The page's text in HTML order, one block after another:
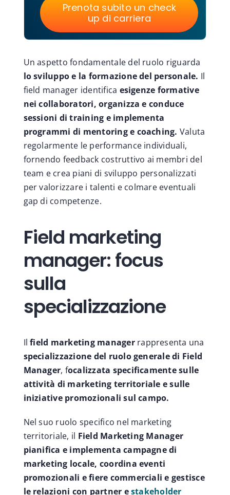
Prenota subito un check
up di carriera
Un aspetto fondamentale del ruolo riguarda
lo sviluppo e la formazione del personale. Il
field manager identifica esigenze formative
nei collaboratori, organizza e conduce
sessioni di training e implementa
programmi di mentoring e coaching. Valuta
regolarmente le performance individuali,
fornendo feedback costruttivo ai membri del
team e crea piani di sviluppo personalizzati
per valorizzare i talenti e colmare eventuali
gap di competenze.
Field marketing
manager: focus
sulla
specializzazione
Ilfield marketing managerrappresenta una
specializzazione del ruolo generale di Field
Manager, focalizzata specificamente sulle
attività di marketing territoriale e sulle
iniziative promozionali sul campo.
Nel suo ruolo specifico nel marketing
territoriale, il Field Marketing Manager
pianifica e implementa campagne di
marketing locale, coordina eventi
promozionali e fiere commerciali e gestisce
le relazioni con partner estakeholder